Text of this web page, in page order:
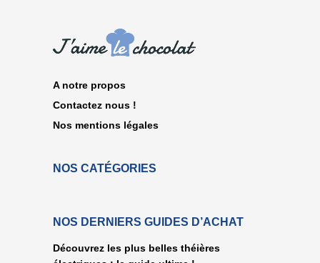
A notre propos
Contactez nous !
Nos mentions légales
NOS DERNIERS GUIDES D’ACHAT
Découvrez les plus belles théières
NOS CATÉGORIES